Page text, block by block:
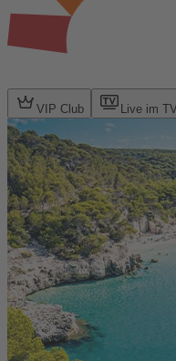
VIP Club Live im